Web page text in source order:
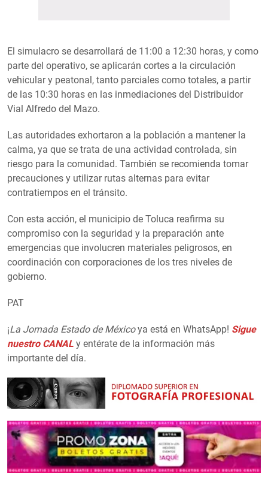
El simulacro se desarrollará de 11:00 a 12:30 horas, y como
parte del operativo, se aplicarán cortes a la circulación
vehicular y peatonal, tanto parciales como totales, a partir
de las 10:30 horas en las inmediaciones del Distribuidor
Vial Alfredo del Mazo.
Las autoridades exhortaron a la población a mantener la
calma, ya que se trata de una actividad controlada, sin
riesgo para la comunidad. También se recomienda tomar
precauciones y utilizar rutas alternas para evitar
contratiempos en el tránsito.
Con esta acción, el municipio de Toluca reafirma su
compromiso con la seguridad y la preparación ante
emergencias que involucren materiales peligrosos, en
coordinación con corporaciones de los tres niveles de
gobierno.
PAT
¡La Jornada Estado de Méxicoya está en WhatsApp! Sigue
nuestro CANAL y entérate de la información más
importante del día.